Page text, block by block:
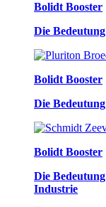
Bolidt Booster
Die
Bolidt Booster
Die
Bolidt Booster
Die
Industrie